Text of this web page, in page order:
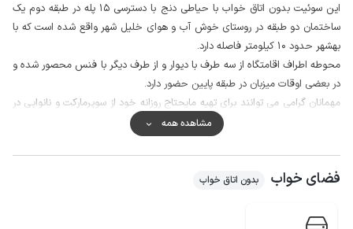
این سوئیت بدون اتاق خواب با حیاطی دنج با دسترسی 15 پله در طبقه دوم یک
ساختمان دو طبقه در روستای خوش آب و هوای خلیل شهر واقع شده است که با
بهشهر حدود 10 کیلومتر فاصله دارد.
محوطه اطراف اقامتگاه از سه طرف با دیوار و از طرف دیگر با فنس محصور شده و
در بعضی اوقات میزبان در طبقه پایین حضور دارد.
مهمانان گرامی می توانند برای تهیه مایحتاج روزانه خود از سوپرمارکت و نانوایی در
لازم به ذکر است آب مصرفی اقامتگاه از چاه تامین می گردد که کیفیت لازم جهت
آشامیدن را ندارد لذا توصیه می شود با خود آب معدنی به همراه داشته باشید.
کیفیت پوشش شبکه تلفن همراه برای دو اپراتور همراه اول و ایرانسل در مکالمه
مجموعه تاریخی عباس آباد، تالاب میانکاله، غار باستانی هوتو کمربند، چشمه عمارت
مشاهده همه
فضای خواب بدون اتاق خواب